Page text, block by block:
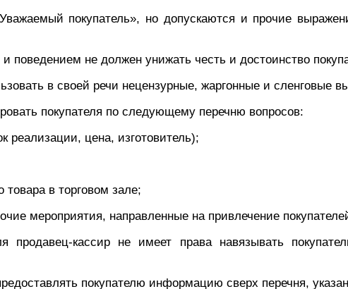
покупатель», но допускаются и прочие
поведением не должен унижать честь и достоинство
в своей речи нецензурные, жаргонные и сленговые
покупателя по следующему перечню вопросов:
реализации, цена, изготовитель);
товара в торговом зале;
мероприятия, направленные на привлечение
продавец-кассир не имеет права навязывать
покупателю информацию сверх перечня,